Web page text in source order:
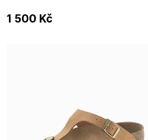
1 500 Kč